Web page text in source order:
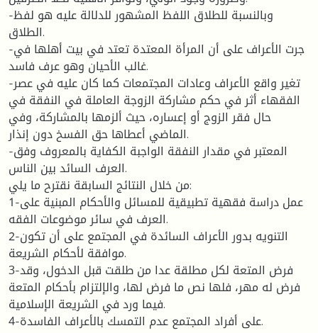
-وبالنسبة للطلاق اللفظ المشهور للدلالة عليه هو لفظ
الطلاق.
-جرت الأعراف على أن المرأة المعتدة تعتد في بيت أهلها في
غالب الأحيان وهو عرف فاسد.
-تغير واقع الأعراف وعادات المجتمعات كما كان عليه في عصر
الفقهاء أثر في حكم مشاركة الزوجة العاملة في النفقة في
حال فقر الزوج أو إعساره، حيث ألزمها بالمشاركة، وفي
الماضي أعطاها حق الفسخ دون إنذار.
-المعتبر في مقدار النفقة الواجبة الكفاية بالمعروف وفق
العرف السائد بين الناس.
من خلال النتائج السابقة نقترح ما يلي:
1-عمل دراسة فقهية تطبيقية للمسائل والأحكام المبنية على
العرف في سائر موضوعات الفقه.
2-التنويه بدور الأعراف السائدة في المجتمع على أن تكون
موافقة لأحكام الشريعة.
3-فرض المتعة لكل مطلقة عدا من طلقت قبل الدخول، وقد
فرض له مهر، فلها نص ما فرض لها، والإلتزام بأحكام المتعة
فيما ورد في الشريعة الإسلامية.
4-على أفراد المجتمع عدم التمسك بالأعراف الفاسدة.